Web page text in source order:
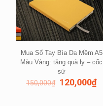
Mua Sổ Tay Bìa Da Mềm A5
Màu Vàng: tặng quà ly – cốc
sứ
150,000₫ 120,000₫